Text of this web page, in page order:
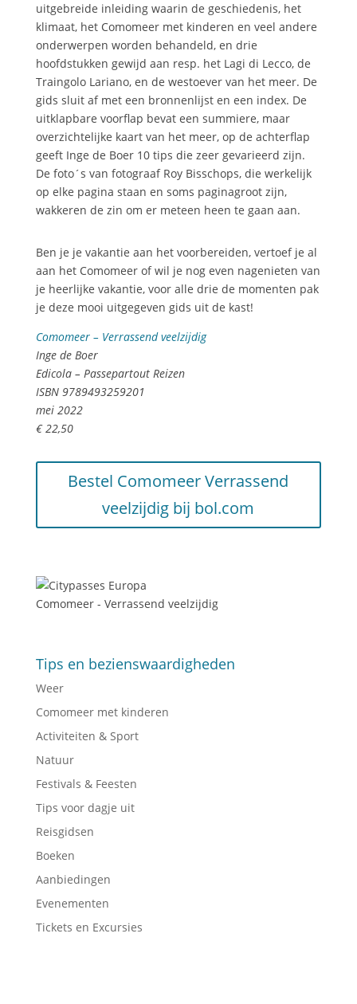
uitgebreide inleiding waarin de geschiedenis, het
klimaat, het Comomeer met kinderen en veel andere
onderwerpen worden behandeld, en drie
hoofdstukken gewijd aan resp. het Lagi di Lecco, de
Traingolo Lariano, en de westoever van het meer. De
gids sluit af met een bronnenlijst en een index. De
uitklapbare voorflap bevat een summiere, maar
overzichtelijke kaart van het meer, op de achterflap
geeft Inge de Boer 10 tips die zeer gevarieerd zijn.
De foto´s van fotograaf Roy Bisschops, die werkelijk
op elke pagina staan en soms paginagroot zijn,
wakkeren de zin om er meteen heen te gaan aan.
Ben je je vakantie aan het voorbereiden, vertoef je al
aan het Comomeer of wil je nog even nagenieten van
je heerlijke vakantie, voor alle drie de momenten pak
je deze mooi uitgegeven gids uit de kast!
Comomeer – Verrassend veelzijdig
Inge de Boer
Edicola – Passepartout Reizen
ISBN 9789493259201
mei 2022
€ 22,50
Bestel Comomeer Verrassend
veelzijdig bij bol.com
Comomeer - Verrassend veelzijdig
Tips en bezienswaardigheden
Weer
Comomeer met kinderen
Activiteiten & Sport
Natuur
Festivals & Feesten
Tips voor dagje uit
Reisgidsen
Boeken
Aanbiedingen
Evenementen
Tickets en Excursies